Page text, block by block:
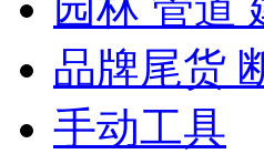
品牌尾货
手动工具